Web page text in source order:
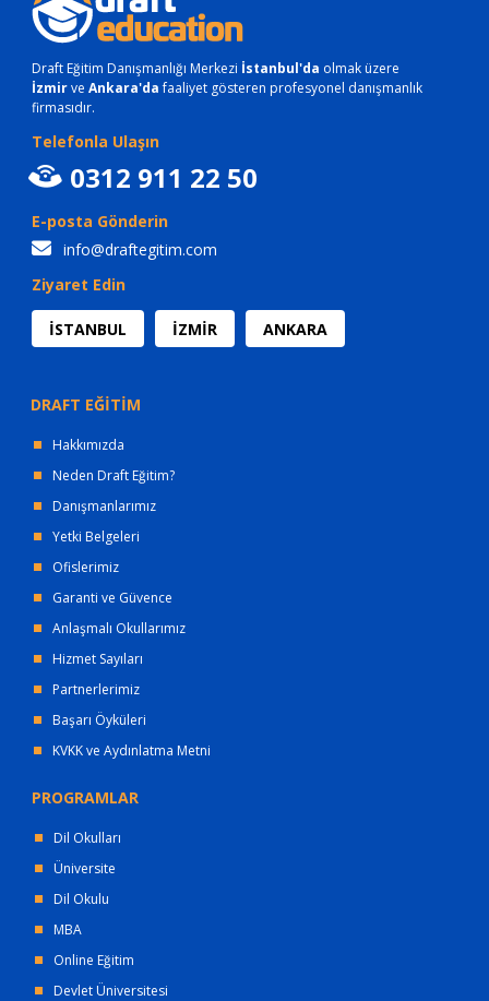
Draft Eğitim Danışmanlığı Merkezi İstanbul'da olmak üzere
İzmirve Ankara'dafaaliyet gösteren profesyonel danışmanlık
firmasıdır.
Telefonla Ulaşın
0312 911 22 50
E-posta Gönderin
info@draftegitim.com
Ziyaret Edin
İSTANBUL İZMİR ANKARA
DRAFT EĞİTİM
Hakkımızda
Neden Draft Eğitim?
Danışmanlarımız
Yetki Belgeleri
Ofislerimiz
Garanti ve Güvence
Anlaşmalı Okullarımız
Hizmet Sayıları
Partnerlerimiz
Başarı Öyküleri
KVKK ve Aydınlatma Metni
PROGRAMLAR
Dil Okulları
Üniversite
Dil Okulu
MBA
Online Eğitim
Devlet Üniversitesi